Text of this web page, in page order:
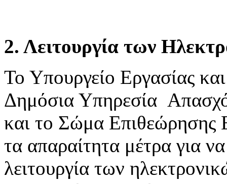
2. Λειτουργία των
Το Υπουργείο Εργασίας
Δημόσια Υπηρεσία
και το Σώμα
τα απαραίτητα μέτρα για
λειτουργία των